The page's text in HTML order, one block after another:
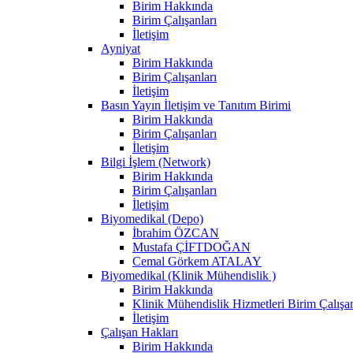
Birim Hakkında
Birim Çalışanları
İletişim
Ayniyat
Birim Hakkında
Birim Çalışanları
İletişim
Basın Yayın İletişim ve Tanıtım Birimi
Birim Hakkında
Birim Çalışanları
İletişim
Bilgi İşlem (Network)
Birim Hakkında
Birim Çalışanları
İletişim
Biyomedikal (Depo)
İbrahim ÖZCAN
Mustafa ÇİFTDOĞAN
Cemal Görkem ATALAY
Biyomedikal (Klinik Mühendislik )
Birim Hakkında
Klinik Mühendislik Hizmetleri Birim
İletişim
Çalışan Hakları
Birim Hakkında